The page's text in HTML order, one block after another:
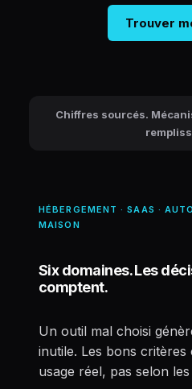
Trouver
Chiffres sourcés.
HÉBERGEMENT · SAAS ·
MAISON
Six domaines. Les
comptent.
Un outil mal choisi
inutile. Les bons
usage réel, pas selon